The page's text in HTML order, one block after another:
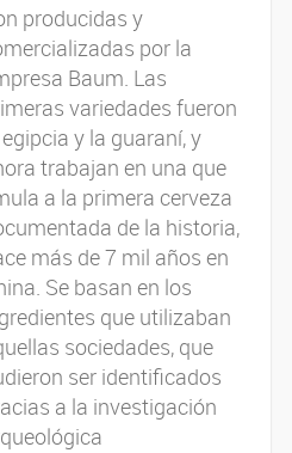
producidas y
por la
Baum. Las
variedades fueron
y la guaraní, y
trabajan en una que
a la primera cerveza
de la historia,
más de 7 mil años en
Se basan en los
que utilizaban
sociedades, que
ser identificados
a la investigación